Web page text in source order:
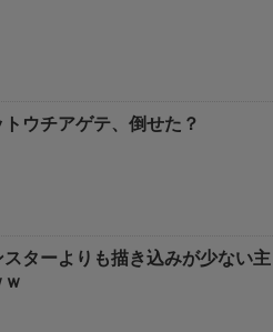
トウチアゲテ、倒せた？
スターよりも描き込みが少ない主